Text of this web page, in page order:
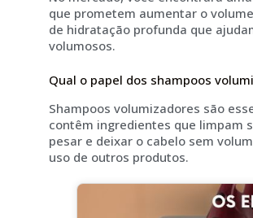
que prometem aumentar o
de hidratação profunda que
volumosos.
Qual o papel dos shampoos
Shampoos volumizadores são
contêm ingredientes que limpam
pesar e deixar o cabelo sem
uso de outros produtos.